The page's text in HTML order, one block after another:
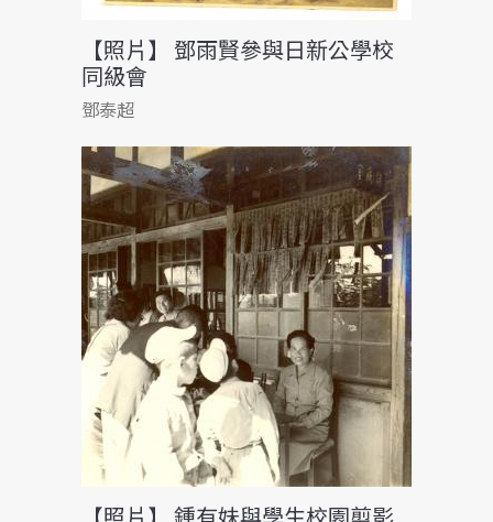
【照片】 鄧雨賢參與日新公學校
同級會
鄧泰超